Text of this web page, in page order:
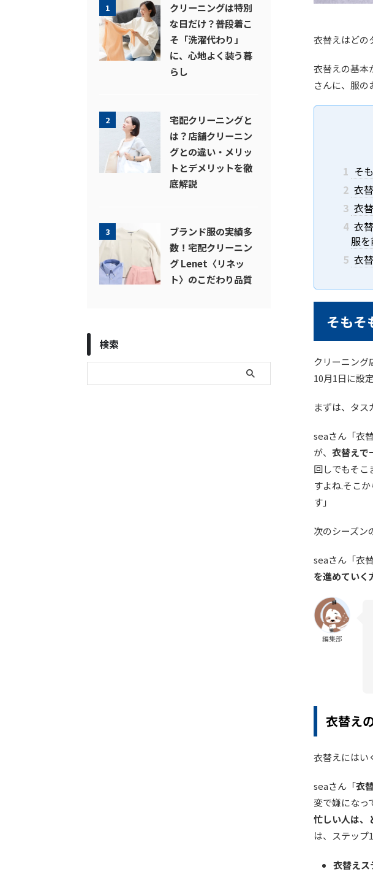
衣替えはどの
衣替えの基本
さんに、服の
1 そ
2 衣
3 衣
4 衣
服を
5 衣
そもそ
クリーニング
10月1日に設
まずは、タス
seaさん「衣
が、 衣替えで
回しでもそこ
すよね.そこか
す」
次のシーズン
seaさん「衣
を進めていく
編集部
衣替え
衣替えにはい
seaさん「衣
変で嫌になっ
忙しい人は、
は、ステップ
衣替えス
1
クリーニングは特別
な日だけ？普段着こ
そ「洗濯代わり」
に、心地よく装う暮
らし
2
宅配クリーニングと
は？店舗クリーニン
グとの違い・メリッ
トとデメリットを徹
底解説
3
ブランド服の実績多
数！宅配クリーニン
グ Lenet〈リネッ
ト〉のこだわり品質
検索